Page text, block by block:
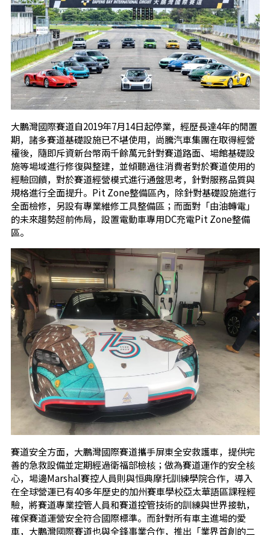
大鵬灣國際賽道自2019年7月14日起停業，經歷長達4年的閒置
期，諸多賽道基礎設施已不堪使用，尚騰汽車集團在取得經營
權後，隨即斥資新台幣兩千餘萬元針對賽道路面、場館基礎設
施等場域進行修復與整建，並傾聽過往消費者對於賽道使用的
經驗回饋，對於賽道經營模式進行通盤思考，針對服務品質與
規格進行全面提升。Pit Zone整備區內，除針對基礎設施進行
全面檢修，另設有專業維修工具整備區；而面對「由油轉電」
的未來趨勢超前佈局，設置電動車專用DC充電Pit Zone整備
區。
賽道安全方面，大鵬灣國際賽道攜手屏東全安救護車，提供完
善的急救設備並定期經過衛福部檢核；做為賽道運作的安全核
心，場邊Marshal賽控人員則與恒典摩托訓練學院合作，導入
在全球營運已有40多年歷史的加州賽車學校亞太華語區課程經
驗，將賽道專業控管人員和賽道控管技術的訓練與世界接軌，
確保賽道運營安全符合國際標準。而針對所有車主進場的愛
車，大鵬灣國際賽道也與全鋒事業合作，推出「業界首創的二